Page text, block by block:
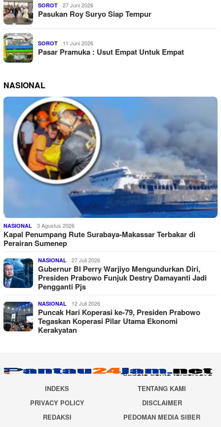
SOROT 27 Juni 2026
Pasukan Roy Suryo Siap Tempur
SOROT 11 Juni 2026
Pasar Pramuka : Usut Empat Untuk Empat
NASIONAL
NASIONAL 3 Agustus 2026
Kapal Penumpang Rute Surabaya-Makassar Terbakar di
Perairan Sumenep
NASIONAL 27 Juli 2026
Gubernur BI Perry Warjiyo Mengundurkan Diri,
Presiden Prabowo Funjuk Destry Damayanti Jadi
Pengganti Pjs
NASIONAL 12 Juli 2026
Puncak Hari Koperasi ke-79, Presiden Prabowo
Tegaskan Koperasi Pilar Utama Ekonomi
Kerakyatan
INDEKS
TENTANG KAMI
PRIVACY POLICY
DISCLAIMER
REDAKSI
PEDOMAN MEDIA SIBER